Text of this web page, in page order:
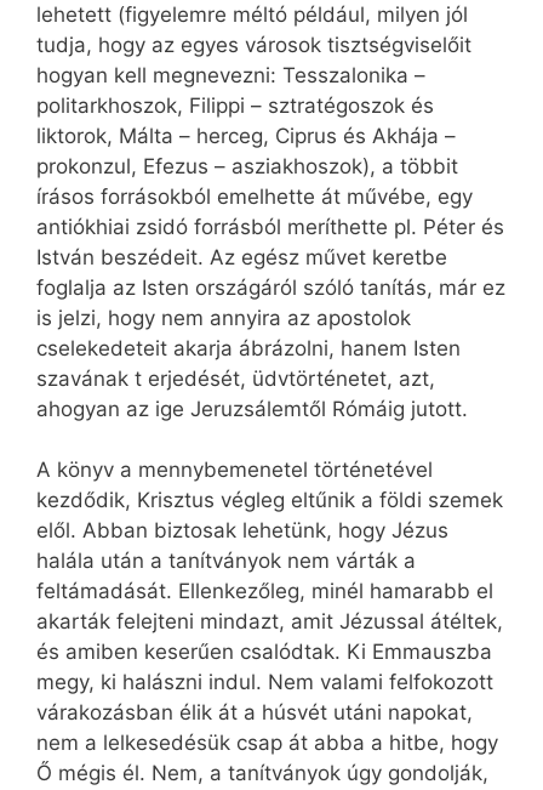
lehetett (figyelemre méltó például, milyen jól
tudja, hogy az egyes városok tisztségviselőit
hogyan kell megnevezni: Tesszalonika –
politarkhoszok, Filippi – sztratégoszok és
liktorok, Málta – herceg, Ciprus és Akhája –
prokonzul, Efezus – asziakhoszok), a többit
írásos forrásokból emelhette át művébe, egy
antiókhiai zsidó forrásból meríthette pl. Péter és
István beszédeit. Az egész művet keretbe
foglalja az Isten országáról szóló tanítás, már ez
is jelzi, hogy nem annyira az apostolok
cselekedeteit akarja ábrázolni, hanem Isten
szavának t erjedését, üdvtörténetet, azt,
ahogyan az ige Jeruzsálemtől Rómáig jutott.
A könyv a mennybemenetel történetével
kezdődik, Krisztus végleg eltűnik a földi szemek
elől. Abban biztosak lehetünk, hogy Jézus
halála után a tanítványok nem várták a
feltámadását. Ellenkezőleg, minél hamarabb el
akarták felejteni mindazt, amit Jézussal átéltek,
és amiben keserűen csalódtak. Ki Emmauszba
megy, ki halászni indul. Nem valami felfokozott
várakozásban élik át a húsvét utáni napokat,
nem a lelkesedésük csap át abba a hitbe, hogy
Ő mégis él. Nem, a tanítványok úgy gondolják,